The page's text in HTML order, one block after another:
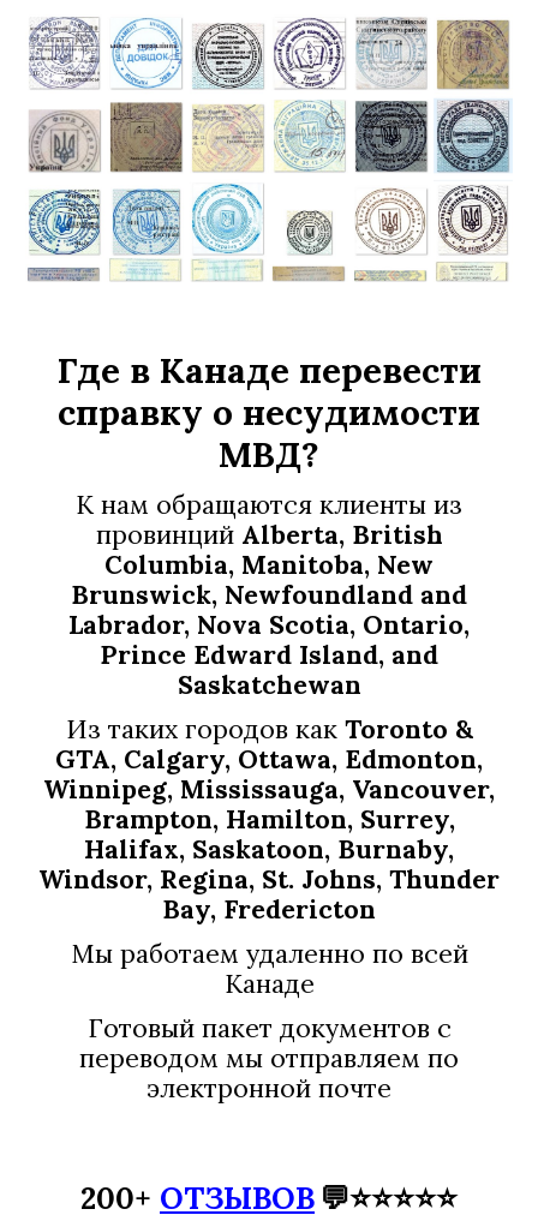
Где в Канаде перевести
справку о несудимости
МВД?
К нам обращаются клиенты из
провинций Alberta, British
Columbia, Manitoba, New
Brunswick, Newfoundland and
Labrador, Nova Scotia, Ontario,
Prince Edward Island, and
Saskatchewan
Из таких городов как Toronto &
GTA, Calgary, Ottawa, Edmonton,
Winnipeg, Mississauga, Vancouver,
Brampton, Hamilton, Surrey,
Halifax, Saskatoon, Burnaby,
Windsor, Regina, St. Johns, Thunder
Bay, Fredericton
Мы работаем удаленно по всей
Канаде
Готовый пакет документов с
переводом мы отправляем по
электронной почте
200+ ОТЗЫВОВ 💬⭐⭐⭐⭐⭐